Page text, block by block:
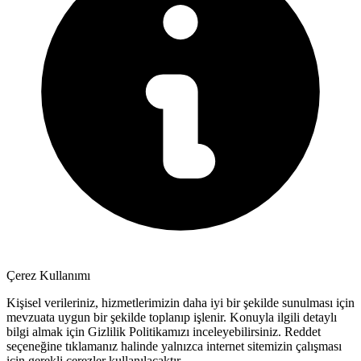
Çerez Kullanımı
Kişisel verileriniz, hizmetlerimizin daha iyi bir şekilde sunulması için
mevzuata uygun bir şekilde toplanıp işlenir. Konuyla ilgili detaylı
bilgi almak için Gizlilik Politikamızı inceleyebilirsiniz. Reddet
seçeneğine tıklamanız halinde yalnızca internet sitemizin çalışması